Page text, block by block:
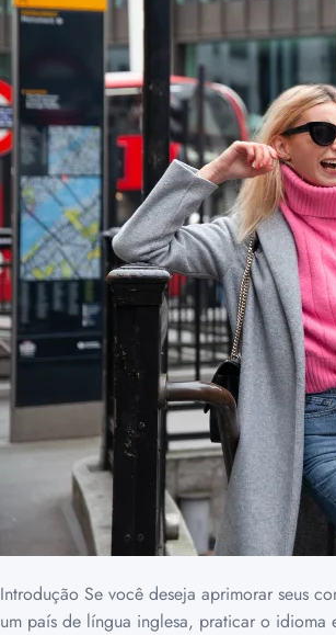
Introdução Se você deseja aprimorar seus
um país de língua inglesa, praticar o idioma